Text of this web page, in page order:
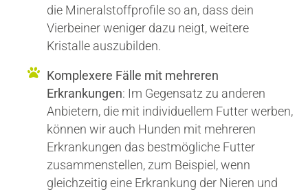
die Mineralstoffprofile so an, dass dein
Vierbeiner weniger dazu neigt, weitere
Kristalle auszubilden.
Komplexere Fälle mit mehreren
Erkrankungen: Im Gegensatz zu anderen
Anbietern, die mit individuellem Futter werben,
können wir auch Hunden mit mehreren
Erkrankungen das bestmögliche Futter
zusammenstellen, zum Beispiel, wenn
gleichzeitig eine Erkrankung der Nieren und